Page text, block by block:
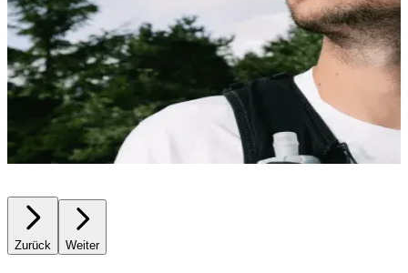
Zurück Weiter